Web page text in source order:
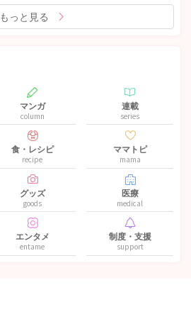
もっと見る
マンガ
column
連載
series
食・レシピ
recipe
ママトピ
mama
グッズ
goods
医療
medical
エンタメ
entame
制度・支援
support